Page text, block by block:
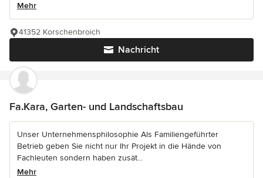
Mehr
Nachricht
41352 Korschenbroich
Fa.Kara, Garten- und Landschaftsbau
Unser Unternehmensphilosophie Als Familiengeführter
Betrieb geben Sie nicht nur Ihr Projekt in die Hände von
Fachleuten sondern haben zusät...
Mehr